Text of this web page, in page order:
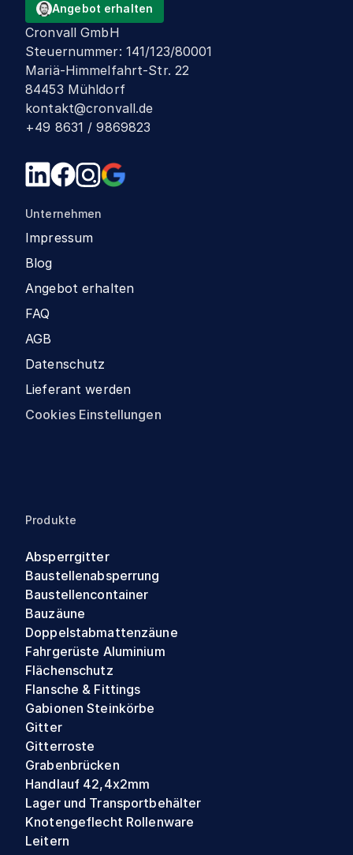
Angebot erhalten
Cronvall GmbH
Steuernummer: 141/123/80001
Mariä-Himmelfahrt-Str. 22
84453 Mühldorf
kontakt@cronvall.de
+49 8631 / 9869823
Unternehmen
Impressum
Blog
Angebot erhalten
FAQ
AGB
Datenschutz
Lieferant werden
Cookies Einstellungen
Produkte
Absperrgitter
Baustellenabsperrung
Baustellencontainer
Bauzäune
Doppelstabmattenzäune
Fahrgerüste Aluminium
Flächenschutz
Flansche & Fittings
Gabionen Steinkörbe
Gitter
Gitterroste
Grabenbrücken
Handlauf 42,4x2mm
Lager und Transportbehälter
Knotengeflecht Rollenware
Leitern